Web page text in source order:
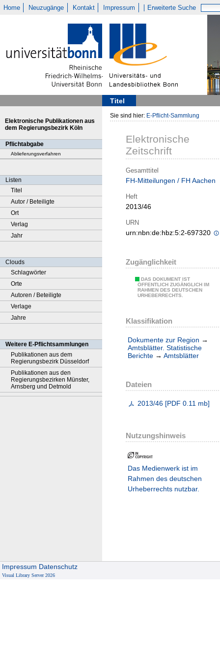
Home Neuzugänge Kontakt Impressum Erweiterte Suche
Titel
Elektronische Publikationen aus
dem Regierungsbezirk Köln
Pflichtabgabe
Ablieferungsverfahren
Listen
Titel
Autor / Beteiligte
Ort
Verlag
Jahr
Clouds
Schlagwörter
Orte
Autoren / Beteiligte
Verlage
Jahre
Weitere E-Pflichtsammlungen
Publikationen aus dem
Regierungsbezirk Düsseldorf
Publikationen aus den
Regierungsbezirken Münster,
Arnsberg und Detmold
Sie sind hier: E-Pflicht-Sammlung
Elektronische
Zeitschrift
Gesamttitel
FH-Mitteilungen / FH Aachen
Heft
2013/46
URN
urn:nbn:de:hbz:5:2-697320
Zugänglichkeit
DAS DOKUMENT IST
ÖFFENTLICH ZUGÄNGLICH IM
RAHMEN DES DEUTSCHEN
URHEBERRECHTS.
Klassifikation
Dokumente zur Region →
Amtsblätter. Statistische
Berichte → Amtsblätter
Dateien
2013/46 [PDF 0.11 mb]
Nutzungshinweis
Das Medienwerk ist im
Rahmen des deutschen
Urheberrechts nutzbar.
Impressum Datenschutz
Visual Library Server 2026